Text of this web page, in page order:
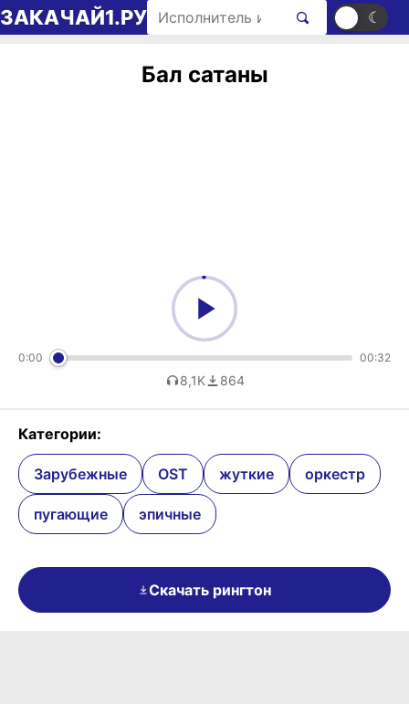
Перейти к содержимому
ЗАКАЧАЙ1.РУ Поиск рингтонов ☀ ☾
Бал сатаны
0:00 00:32
8,1K 864
Категории:
Зарубежные OST жуткие оркестр
пугающие эпичные
Скачать рингтон